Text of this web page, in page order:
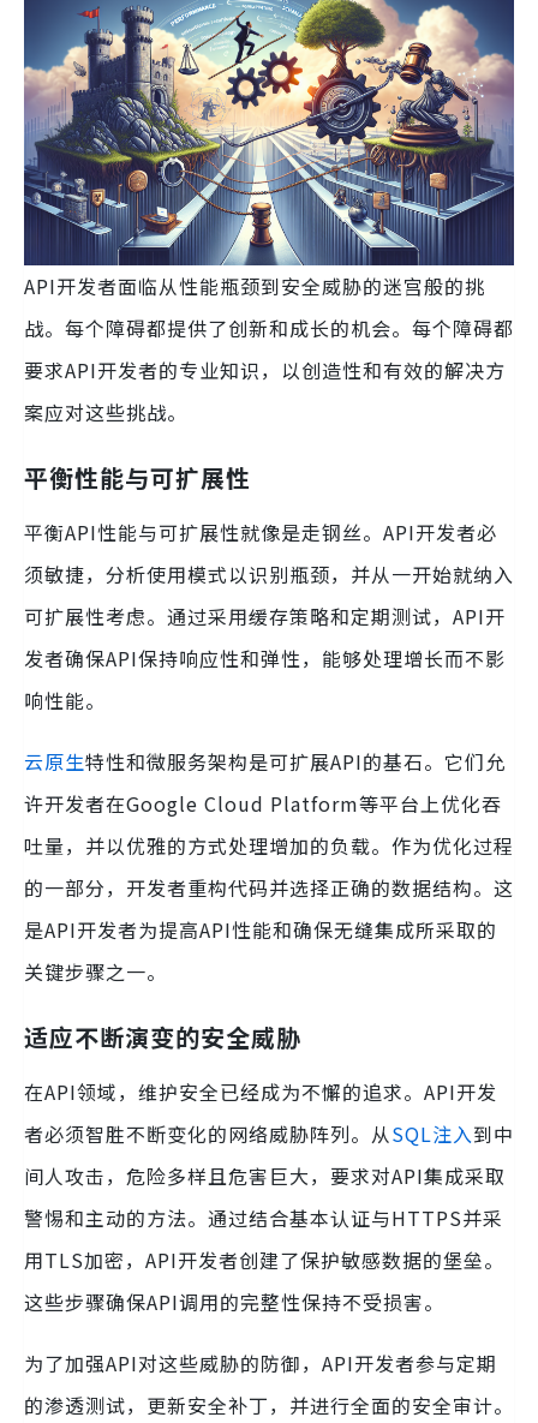
API开发者面临从性能瓶颈到安全威胁的迷宫般的挑
战。每个障碍都提供了创新和成长的机会。每个障碍都
要求API开发者的专业知识，以创造性和有效的解决方
案应对这些挑战。
平衡性能与可扩展性
平衡API性能与可扩展性就像是走钢丝。API开发者必
须敏捷，分析使用模式以识别瓶颈，并从一开始就纳入
可扩展性考虑。通过采用缓存策略和定期测试，API开
发者确保API保持响应性和弹性，能够处理增长而不影
响性能。
云原生特性和微服务架构是可扩展API的基石。它们允
许开发者在Google Cloud Platform等平台上优化吞
吐量，并以优雅的方式处理增加的负载。作为优化过程
的一部分，开发者重构代码并选择正确的数据结构。这
是API开发者为提高API性能和确保无缝集成所采取的
关键步骤之一。
适应不断演变的安全威胁
在API领域，维护安全已经成为不懈的追求。API开发
者必须智胜不断变化的网络威胁阵列。从SQL注入到中
间人攻击，危险多样且危害巨大，要求对API集成采取
警惕和主动的方法。通过结合基本认证与HTTPS并采
用TLS加密，API开发者创建了保护敏感数据的堡垒。
这些步骤确保API调用的完整性保持不受损害。
为了加强API对这些威胁的防御，API开发者参与定期
的渗透测试，更新安全补丁，并进行全面的安全审计。